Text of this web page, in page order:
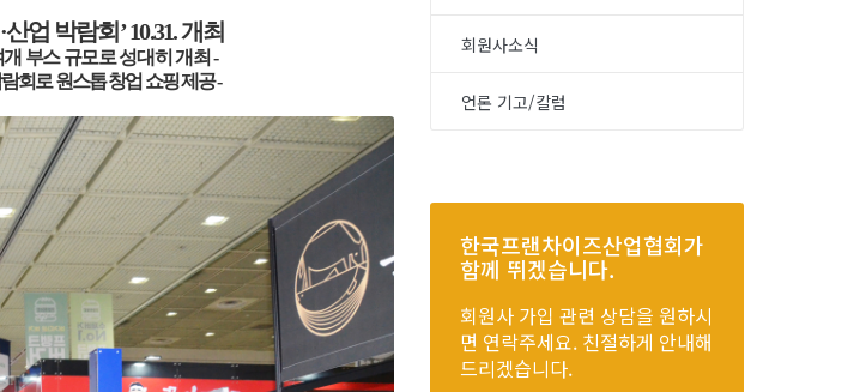
·산업 박람회’ 10.31.개최
개 부스 규모로 성대히 개최-
회로 원스톱 창업 쇼핑 제공-
회원사소식
언론 기고/칼럼
한국프랜차이즈산업협회가
함께 뛰겠습니다.
회원사 가입 관련 상담을 원하시
면 연락주세요. 친절하게 안내해
드리겠습니다.